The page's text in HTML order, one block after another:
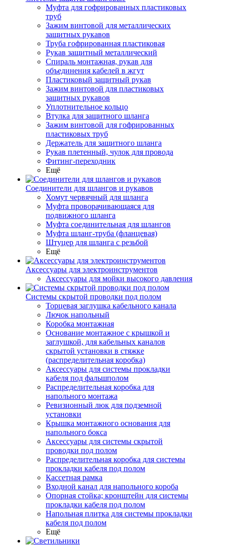
Муфта для гофрированных пластиковых
труб
Зажим винтовой для металлических
защитных рукавов
Труба гофрированная пластиковая
Рукав защитный металлический
Спираль монтажная, рукав для
объединения кабелей в жгут
Пластиковый защитный рукав
Зажим винтовой для пластиковых
защитных рукавов
Уплотнительное кольцо
Втулка для защитного шланга
Зажим винтовой для гофрированных
пластиковых труб
Держатель для защитного шланга
Рукав плетенный, чулок для провода
Фитинг-переходник
Ещё
Соединители для шлангов и рукавов
Хомут червячный для шланга
Муфта проворачивающаяся для
подвижного шланга
Муфта соединительная для шлангов
Муфта шланг-труба (фланцевая)
Штуцер для шланга с резьбой
Ещё
Аксессуары для электроинструментов
Аксессуары для мойки высокого давления
Системы скрытой проводки под полом
Торцевая заглушка кабельного канала
Лючок напольный
Коробка монтажная
Основание монтажное с крышкой и
заглушкой, для кабельных каналов
скрытой установки в стяжке
(распределительная коробка)
Аксессуары для системы прокладки
кабеля под фальшполом
Распределительная коробка для
напольного монтажа
Ревизионный люк для подземной
установки
Крышка монтажного основания для
напольного бокса
Аксессуары для системы скрытой
проводки под полом
Распределительная коробка для системы
прокладки кабеля под полом
Кассетная рамка
Входной канал для напольного короба
Опорная стойка; кронштейн для системы
прокладки кабеля под полом
Напольная плитка для системы прокладки
кабеля под полом
Ещё